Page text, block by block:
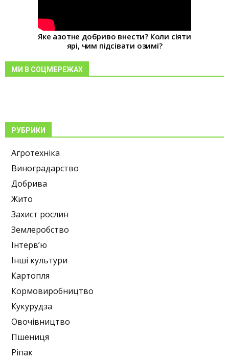
Яке азотне добриво внести? Коли сіяти
ярі, чим підсівати озимі?
МИ В СОЦМЕРЕЖАХ
РУБРИКИ
Агротехніка
Виноградарство
Добрива
Жито
Захист рослин
Землеробство
Інтерв’ю
Інші культури
Картопля
Кормовиробництво
Кукурудза
Овочівництво
Пшениця
Ріпак